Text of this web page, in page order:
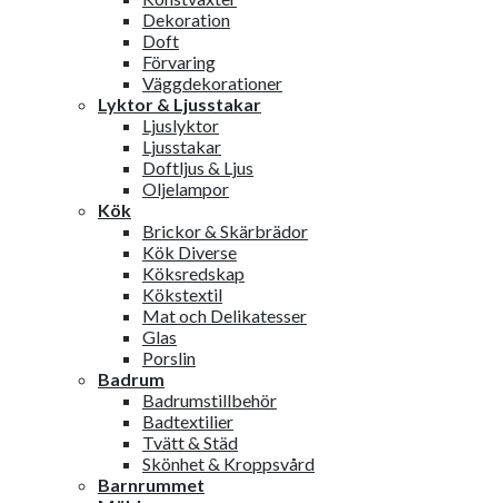
Dekoration
Doft
Förvaring
Väggdekorationer
Lyktor & Ljusstakar
Ljuslyktor
Ljusstakar
Doftljus & Ljus
Oljelampor
Kök
Brickor & Skärbrädor
Kök Diverse
Köksredskap
Kökstextil
Mat och Delikatesser
Glas
Porslin
Badrum
Badrumstillbehör
Badtextilier
Tvätt & Städ
Skönhet & Kroppsvård
Barnrummet